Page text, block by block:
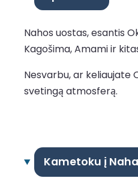
Nahos uostas, esantis
Kagošima, Amami ir
Nesvarbu, ar keliaujate
svetingą atmosferą.
Kametoku į